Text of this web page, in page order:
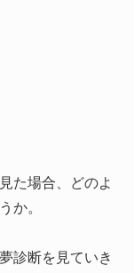
た場合、どのよ
か。
診断を見ていき